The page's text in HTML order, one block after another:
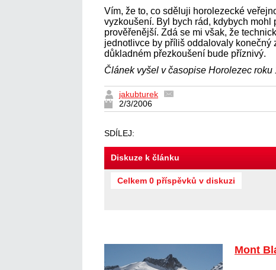
Vím, že to, co sděluji horolezecké
vyzkoušení. Byl bych rád, kdybych mohl
prověřenější. Zdá se mi však, že
jednotlivce by příliš oddalovaly konečný
důkladném přezkoušení bude příznivý.
Článek vyšel v časopise Horolezec roku
jakubturek
2/3/2006
SDÍLEJ:
Diskuze k článku
Celkem 0 příspěvků v diskuzi
Mont